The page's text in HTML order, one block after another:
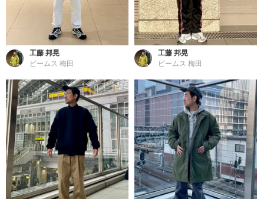
工藤 邦晃
ビームス 梅田
工藤 邦晃
ビームス 梅田